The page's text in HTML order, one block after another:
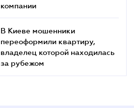
компании
В Киеве мошенники
переоформили квартиру,
владелец которой находилась
за рубежом